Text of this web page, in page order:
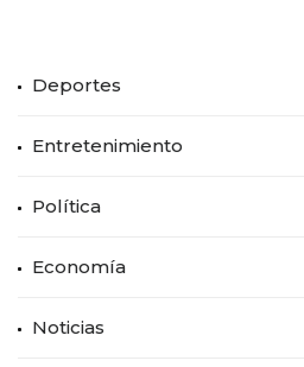
Deportes
Entretenimiento
Política
Economía
Noticias